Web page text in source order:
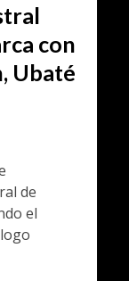
con
Ubaté
de
el